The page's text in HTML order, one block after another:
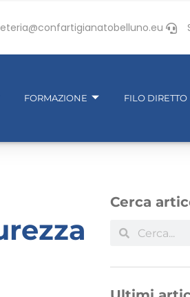
FORMAZIONE FILO DIRETTO
Cerca